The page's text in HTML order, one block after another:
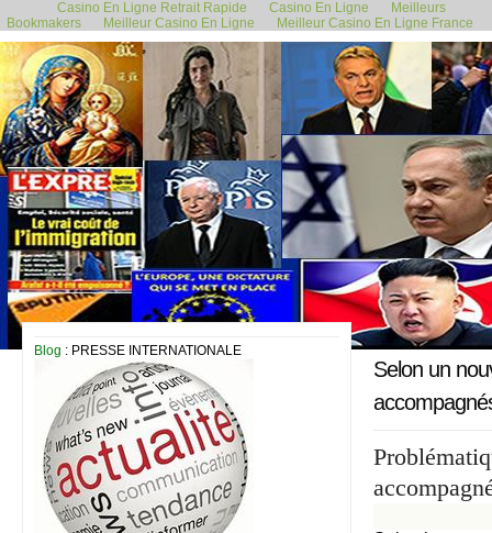
Casino En Ligne Retrait Rapide Casino En Ligne
Meilleurs
Bookmakers
Meilleur Casino En Ligne Meilleur Casino En Ligne France
Blog : PRESSE INTERNATIONALE 12 mars 2021
Selon un